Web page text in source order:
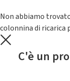
Non abbiamo
colonnina di ricarica
C'è un